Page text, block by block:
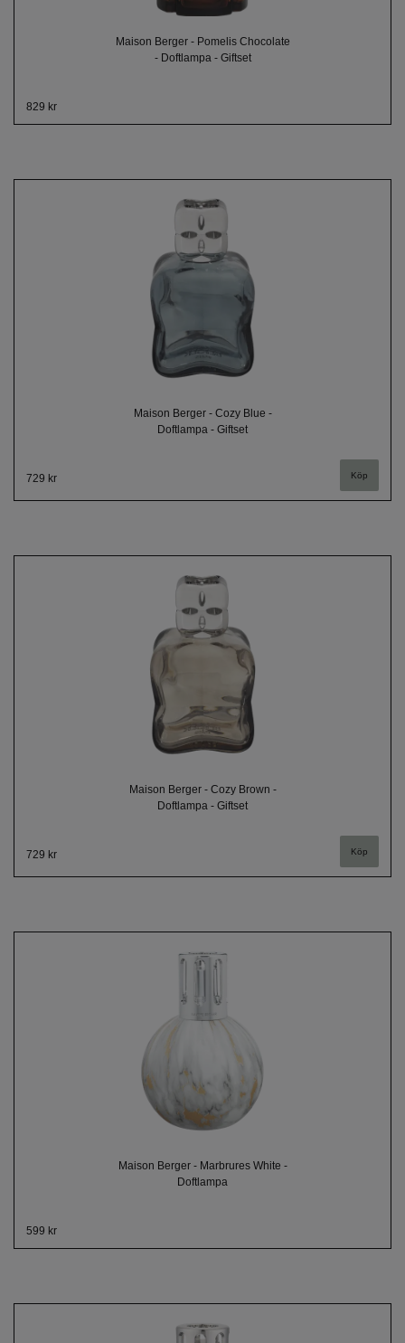
Maison Berger - Pomelis Chocolate
- Doftlampa - Giftset
829 kr
Maison Berger - Cozy Blue -
Doftlampa - Giftset
729 kr
Maison Berger - Cozy Brown -
Doftlampa - Giftset
729 kr
Maison Berger - Marbrures White -
Doftlampa
599 kr